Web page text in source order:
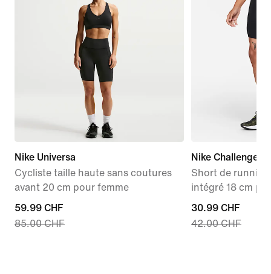
Nike Universa
Cycliste taille haute sans coutures
avant 20 cm pour femme
current
price
59.99 CHF
85.00 CHF
Nike Challenger
Short de
intégré 18 cm
current
price
30.99 CHF
42.00 CHF